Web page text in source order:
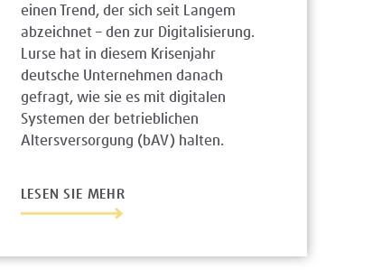
einen Trend, der sich seit Langem
abzeichnet – den zur Digitalisierung.
Lurse hat in diesem Krisenjahr
deutsche Unternehmen danach
gefragt, wie sie es mit digitalen
Systemen der betrieblichen
Altersversorgung (bAV) halten.
LESEN SIE MEHR